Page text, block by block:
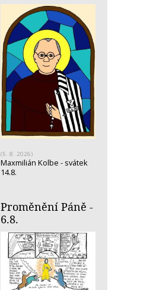
(5. 8. 2026)
Maxmilián Kolbe - svátek
14.8.
Proměnění Páně -
6.8.